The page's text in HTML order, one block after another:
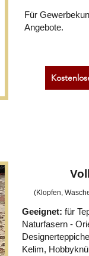
Für
Angebote.
(Klopfen,
Geeignet: für
Naturfasern -
Kelim,